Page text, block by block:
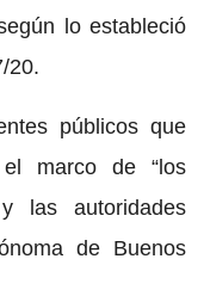
lo estableció
20.
públicos que
marco de “los
las autoridades
de Buenos